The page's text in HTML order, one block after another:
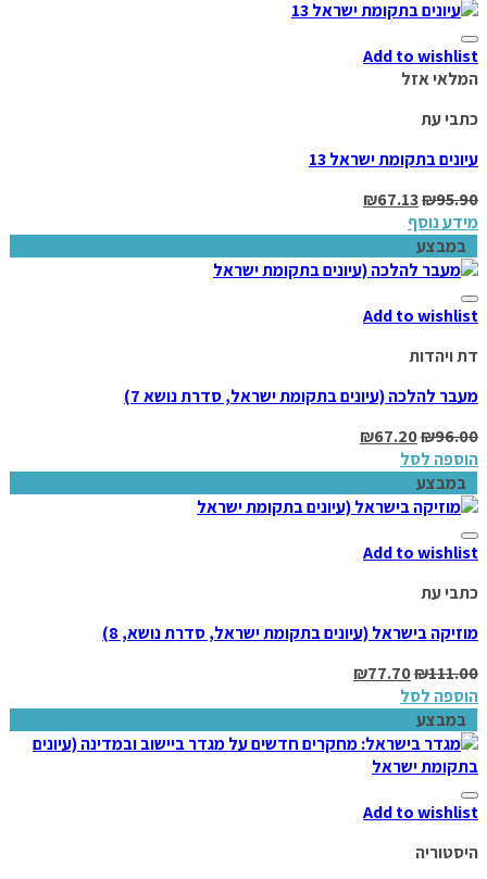
Add to wishlist
המלאי אזל
כתבי עת
עיונים בתקומת ישראל 13
₪95.90
₪67.13
מידע נוסף
במבצע
Add to wishlist
דת ויהדות
מעבר להלכה (עיונים בתקומת ישראל, סדרת נושא 7)
₪96.00
₪67.20
הוספה לסל
במבצע
Add to wishlist
כתבי עת
מוזיקה בישראל (עיונים בתקומת ישראל, סדרת נושא, 8)
₪111.00
₪77.70
הוספה לסל
במבצע
Add to wishlist
היסטוריה